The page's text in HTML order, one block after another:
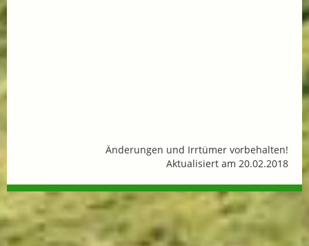
Änderungen und Irrtümer vorbehalten!
Aktualisiert am 20.02.2018